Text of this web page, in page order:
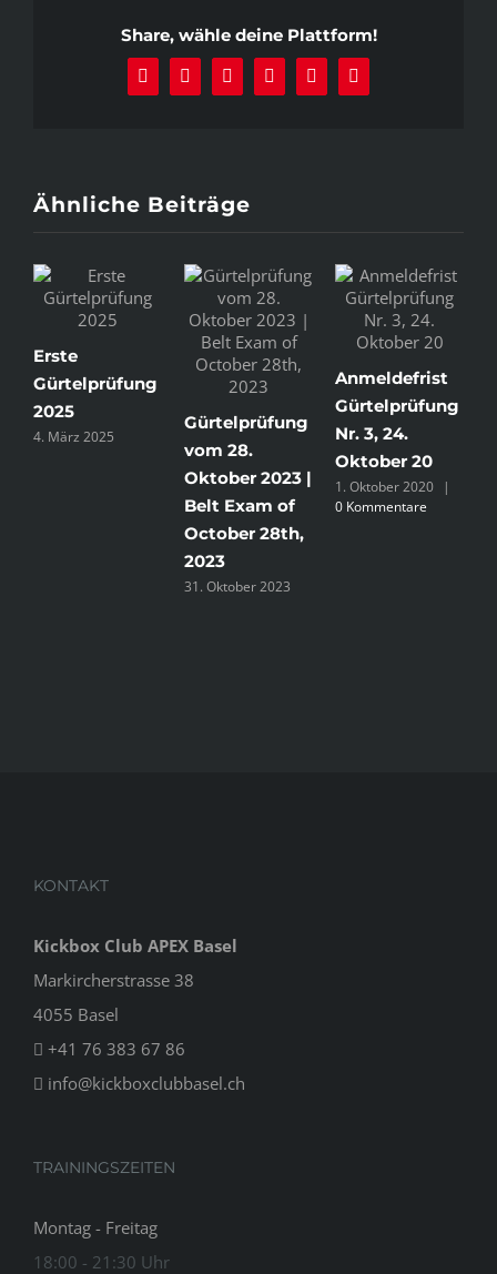
Share, wähle deine Plattform!
Facebook
X RedditLinkedInPinterest
E-
Mail
Ähnliche Beiträge
Erste
Gürtelprüfung
2025
4. März 2025
Gürtelprüfung
vom 28.
Oktober 2023 |
Belt Exam of
October 28th,
2023
31. Oktober 2023
Anmeldefrist
Gürtelprüfung
Nr. 3, 24.
Oktober 20
1. Oktober 2020
|
0 Kommentare
KONTAKT
Kickbox Club APEX Basel
Markircherstrasse 38
4055 Basel
+41 76 383 67 86
info@kickboxclubbasel.ch
TRAININGSZEITEN
Montag - Freitag
18:00 - 21:30 Uhr